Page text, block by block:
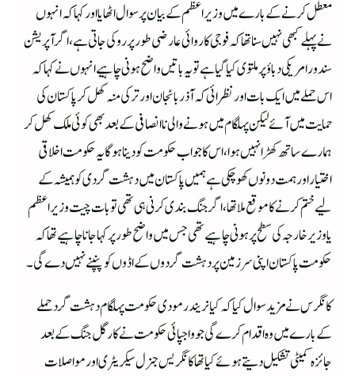
معطل کرنے کے بارے میں وزیراعظم کے بیان پر سوال اٹھایا اور کہا کہ انہوں
نے پہلے کبھی نہیں سنا تھا کہ فوجی کاروائی عارضی طور پر روکی جاتی ہے، اگر آپریشن
سندور امریکی دباؤ پر ملتوی کیا گیا ہے تو یہ باتیں واضح ہونی چاہیے انہوں نے کہا کہ
اس حملے میں ایک بات اور نظر ائی کہ آذربائجان اور ترکی منہ کھل کر پاکستان کی
حمایت میں آئے لیکن پہلگام میں ہونے والی ناانصافی کے بعد بھی کوئی ملک کھل کر
ہمارے ساتھ کھڑا نہیں ہوا،اس کا جواب حکومت کو دینا ہوگا یہ حکومت اخلاقی
اختیار اور ہمت دونوں کھو چکی ہے ہمیں پاکستان میں دہشت گردی کو ہمیشہ کے
لیے ختم کرنے کا موقع ملا تھا، اگر جنگ بندی کرنی ہی تھی تو بات چیت وزیراعظم
یا وزیر خارجہ کی سطح پر ہونی چاہیے تھی جس میں واضح طور پر کہا جانا چاہیے تھا کہ
حکومت پاکستان اپنی سرزمین پر دہشت گردوں کے اڈوں کو پنپنے نہیں دے گی ۔
کانگرس نے مزید سوال کیا کہ کیا نریندر مودی حکومت پہلگام دہشت گرد حملے
کے بارے میں وہ اقدام کرے گی جو واجپائی حکومت نے کارگل جنگ کے بعد
جائزہ کمیٹی تشکیل دیتے ہوئے کیا تھا کانگریس جنرل سیکریٹری اورمواصلات